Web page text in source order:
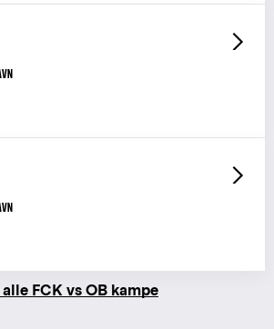
alle FCK vs OB kampe